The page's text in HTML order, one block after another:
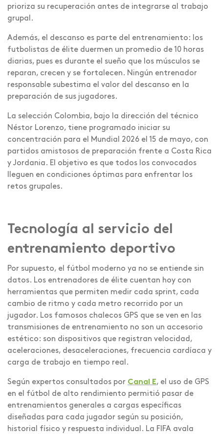
prioriza su recuperación antes de integrarse al trabajo
grupal.
Además, el descanso es parte del entrenamiento: los
futbolistas de élite duermen un promedio de 10 horas
diarias, pues es durante el sueño que los músculos se
reparan, crecen y se fortalecen. Ningún entrenador
responsable subestima el valor del descanso en la
preparación de sus jugadores.
La selección Colombia, bajo la dirección del técnico
Néstor Lorenzo, tiene programado iniciar su
concentración para el Mundial 2026 el 15 de mayo, con
partidos amistosos de preparación frente a Costa Rica
y Jordania. El objetivo es que todos los convocados
lleguen en condiciones óptimas para enfrentar los
retos grupales.
Tecnología al servicio del
entrenamiento deportivo
Por supuesto, el fútbol moderno ya no se entiende sin
datos. Los entrenadores de élite cuentan hoy con
herramientas que permiten medir cada sprint, cada
cambio de ritmo y cada metro recorrido por un
jugador. Los famosos chalecos GPS que se ven en las
transmisiones de entrenamiento no son un accesorio
estético: son dispositivos que registran velocidad,
aceleraciones, desaceleraciones, frecuencia cardíaca y
carga de trabajo en tiempo real.
Según expertos consultados por Canal E, el uso de GPS
en el fútbol de alto rendimiento permitió pasar de
entrenamientos generales a cargas específicas
diseñadas para cada jugador según su posición,
historial físico y respuesta individual. La FIFA avala